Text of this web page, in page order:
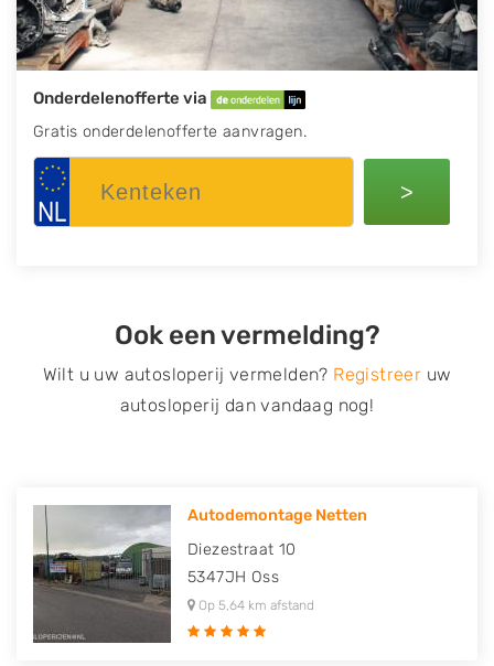
Onderdelenofferte via
Gratis onderdelenofferte aanvragen.
>
Ook een vermelding?
Wilt u uw autosloperij vermelden? Registreer uw
autosloperij dan vandaag nog!
Autodemontage Netten
Diezestraat 10
5347JH Oss
Op 5,64 km afstand